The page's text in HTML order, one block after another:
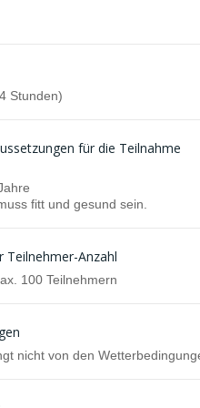
Stunden)
für die Teilnahme
fitt und gesund sein.
Teilnehmer-Anzahl
100 Teilnehmern
nicht von den